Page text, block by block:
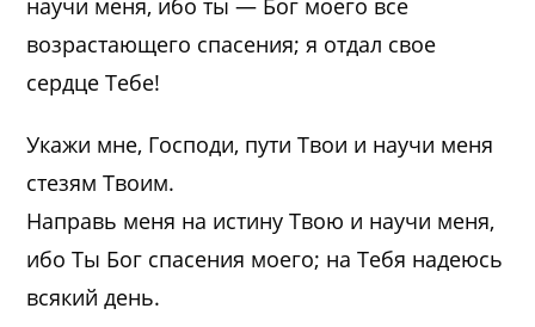
научи меня, ибо ты — Бог моего все
возрастающего спасения; я отдал свое
сердце Тебе!
Укажи мне, Господи, пути Твои и научи меня
стезям Твоим.
Направь меня на истину Твою и научи меня,
ибо Ты Бог спасения моего; на Тебя надеюсь
всякий день.